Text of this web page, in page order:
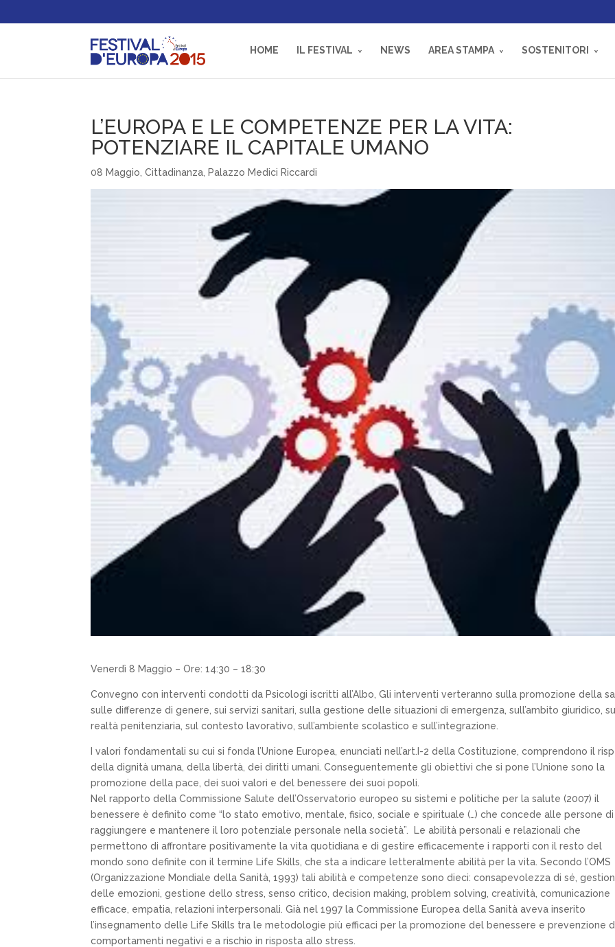
HOME IL FESTIVAL NEWS AREA STAMPA SOSTENITORI
L’EUROPA E LE COMPETENZE PER LA VITA:
POTENZIARE IL CAPITALE UMANO
08 Maggio Cittadinanza Palazzo Medici Riccardi
Venerdì 8 Maggio – Ore: 14:30 – 18:30
Convegno con interventi condotti da Psicologi iscritti all’Albo, Gli interventi verteranno sulla promozione della
sulle differenze di genere, sui servizi sanitari, sulla gestione delle situazioni di emergenza, sull’ambito giuridico,
realtà penitenziaria, sul contesto lavorativo, sull’ambiente scolastico e sull’integrazione.
I valori fondamentali su cui si fonda l’Unione Europea, enunciati nell’art.I-2 della Costituzione, comprendono il
della dignità umana, della libertà, dei diritti umani. Conseguentemente gli obiettivi che si pone l’Unione sono la
promozione della pace, dei suoi valori e del benessere dei suoi popoli.
Nel rapporto della Commissione Salute dell’Osservatorio europeo su sistemi e politiche per la salute (2007) il
benessere è definito come “lo stato emotivo, mentale, fisico, sociale e spirituale (…) che concede alle persone di
raggiungere e mantenere il loro potenziale personale nella società”. Le abilità personali e relazionali che
permettono di affrontare positivamente la vita quotidiana e di gestire efficacemente i rapporti con il resto del
mondo sono definite con il termine Life Skills, che sta a indicare letteralmente abilità per la vita. Secondo l’OMS
(Organizzazione Mondiale della Sanità, 1993) tali abilità e competenze sono dieci: consapevolezza di sé,
delle emozioni, gestione dello stress, senso critico, decision making, problem solving, creatività, comunicazione
efficace, empatia, relazioni interpersonali. Già nel 1997 la Commissione Europea della Sanità aveva inserito
l’insegnamento delle Life Skills tra le metodologie più efficaci per la promozione del benessere e prevenzione
comportamenti negativi e a rischio in risposta allo stress.